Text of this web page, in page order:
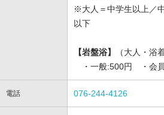
※大人＝中学生以上／
以下
【岩盤浴】
（大人・浴
・一般:500円 ・会
電話 076-244-4126